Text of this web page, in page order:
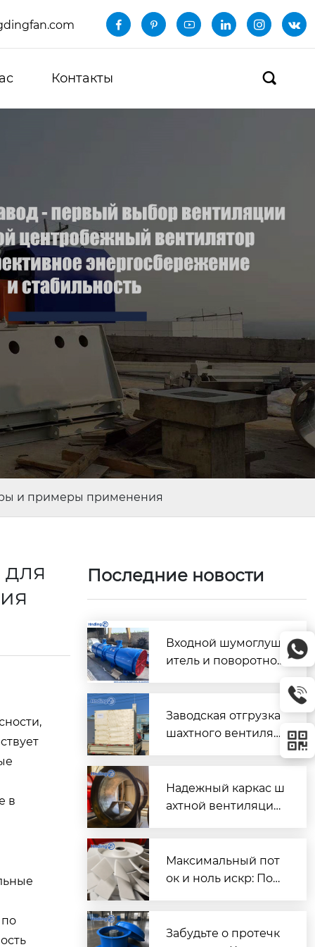
     
Контакты 
и примеры применения
в
Последние новости
Входной шумоглуш
итель и поворотно-
вентилятора главно
го проветривания
Заводская отгрузка
шахтного вентилят
его объекта в Казах
стане
Надежный каркас ш
ахтной вентиляции:
DK
Максимальный пот
ок и ноль искр: Пош
шахтной вентиляци
Забудьте о протечк